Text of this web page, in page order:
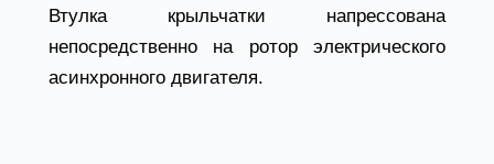
Втулка крыльчатки напрессована
непосредственно на ротор электрического
асинхронного двигателя.